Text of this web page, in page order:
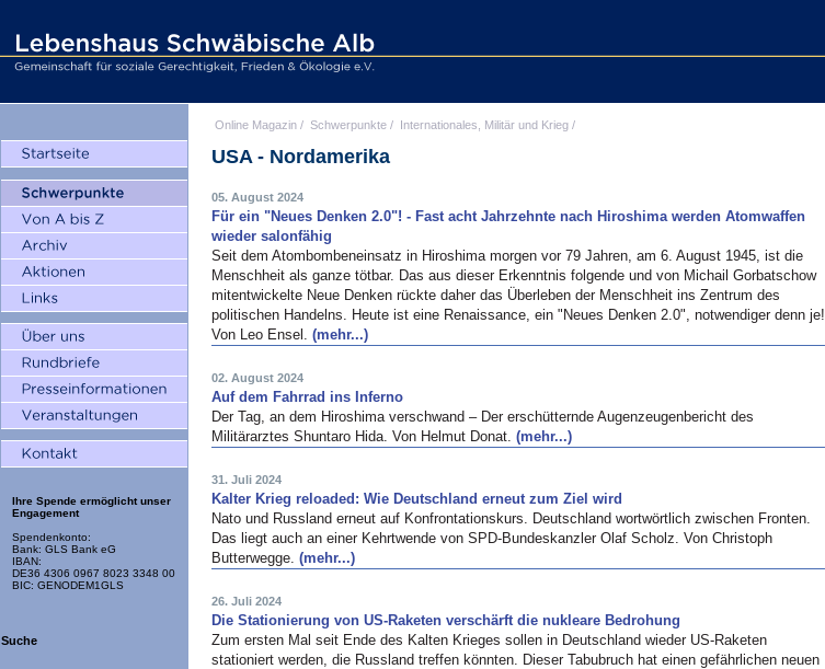
Ihre Spende ermöglicht unser
Engagement
Spendenkonto:
Bank: GLS Bank eG
IBAN:
DE36 4306 0967 8023 3348 00
BIC: GENODEM1GLS
Suche
Online Magazin / Schwerpunkte / Internationales, Militär und Krieg /
USA - Nordamerika
05. August 2024
Für ein "Neues Denken 2.0"! - Fast acht Jahrzehnte nach Hiroshima werden Atomwaffen
wieder salonfähig
Seit dem Atombombeneinsatz in Hiroshima morgen vor 79 Jahren, am 6. August 1945, ist die
Menschheit als ganze tötbar. Das aus dieser Erkenntnis folgende und von Michail Gorbatschow
mitentwickelte Neue Denken rückte daher das Überleben der Menschheit ins Zentrum des
politischen Handelns. Heute ist eine Renaissance, ein "Neues Denken 2.0", notwendiger denn je!
Von Leo Ensel. (mehr...)
02. August 2024
Auf dem Fahrrad ins Inferno
Der Tag, an dem Hiroshima verschwand – Der erschütternde Augenzeugenbericht des
Militärarztes Shuntaro Hida. Von Helmut Donat. (mehr...)
31. Juli 2024
Kalter Krieg reloaded: Wie Deutschland erneut zum Ziel wird
Nato und Russland erneut auf Konfrontationskurs. Deutschland wortwörtlich zwischen Fronten.
Das liegt auch an einer Kehrtwende von SPD-Bundeskanzler Olaf Scholz. Von Christoph
Butterwegge. (mehr...)
26. Juli 2024
Die Stationierung von US-Raketen verschärft die nukleare Bedrohung
Zum ersten Mal seit Ende des Kalten Krieges sollen in Deutschland wieder US-Raketen
stationiert werden, die Russland treffen könnten. Dieser Tabubruch hat einen gefährlichen neuen